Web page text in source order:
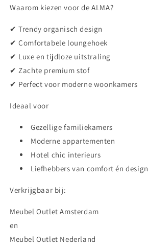
Waarom kiezen voor de ALMA?
✔ Trendy organisch design
✔ Comfortabele loungehoek
✔ Luxe en tijdloze uitstraling
✔ Zachte premium stof
✔ Perfect voor moderne woonkamers
Ideaal voor
Gezellige familiekamers
Moderne appartementen
Hotel chic interieurs
Liefhebbers van comfort én design
Verkrijgbaar bij:
Meubel Outlet Amsterdam
en
Meubel Outlet Nederland